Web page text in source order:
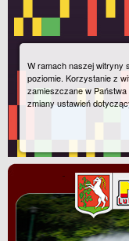
W ramach naszej witryny
poziomie. Korzystanie z
zamieszczane w
zmiany ustawień